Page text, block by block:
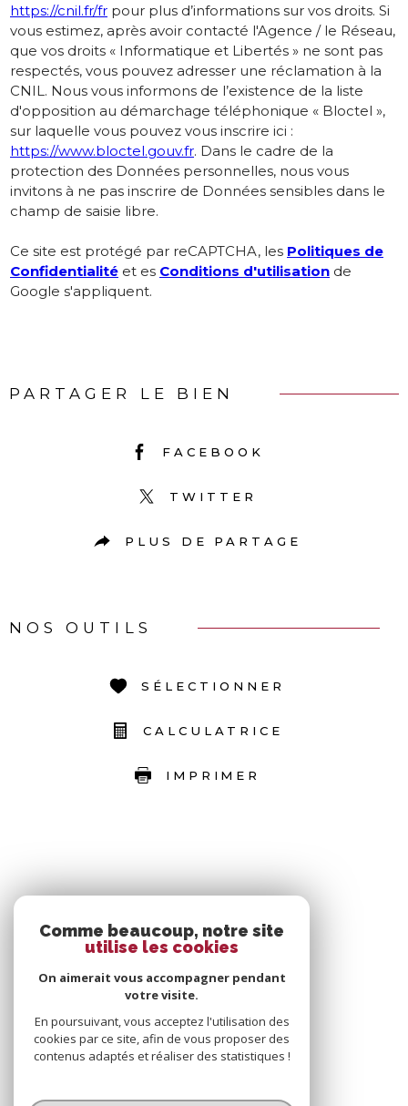
https://cnil.fr/fr pour plus d’informations sur vos droits. Si
vous estimez, après avoir contacté l'Agence / le Réseau,
que vos droits « Informatique et Libertés » ne sont pas
respectés, vous pouvez adresser une réclamation à la
CNIL. Nous vous informons de l’existence de la liste
d'opposition au démarchage téléphonique « Bloctel »,
sur laquelle vous pouvez vous inscrire ici :
https://www.bloctel.gouv.fr. Dans le cadre de la
protection des Données personnelles, nous vous
invitons à ne pas inscrire de Données sensibles dans le
champ de saisie libre.
Ce site est protégé par reCAPTCHA, les Politiques de
Confidentialité et es Conditions d'utilisation de
Google s'appliquent.
PARTAGER LE BIEN
FACEBOOK
TWITTER
PLUS DE PARTAGE
NOS OUTILS
SÉLECTIONNER
CALCULATRICE
IMPRIMER
Comme beaucoup, notre site
utilise les cookies
On aimerait vous accompagner pendant
votre visite.
En poursuivant, vous acceptez l'utilisation des
cookies par ce site, afin de vous proposer des
contenus adaptés et réaliser des statistiques !